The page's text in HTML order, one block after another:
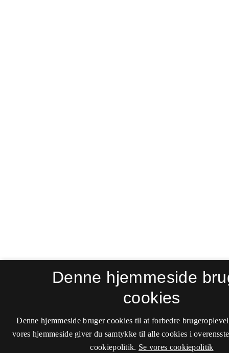
Denne hjemmeside
cookies
Denne hjemmeside bruger cookies til at forbedre
vores hjemmeside giver du samtykke til alle cookies i
cookiepolitik. Se vores cookiepolitik